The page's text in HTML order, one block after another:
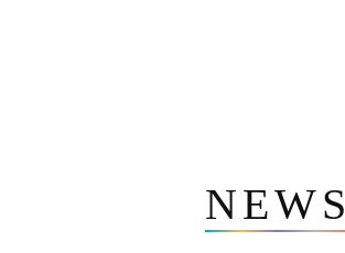
NEWS